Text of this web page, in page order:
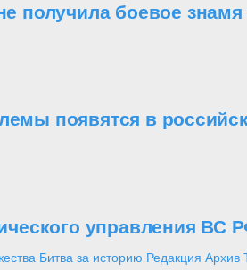
получила боевое знамя
появятся в
управления ВС
Битва за историю Редакция Архив